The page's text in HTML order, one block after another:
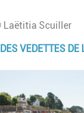
Laëtitia Scuiller
VEDETTES